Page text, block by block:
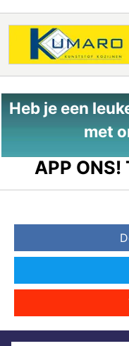
Heb je een
met
APP ONS!